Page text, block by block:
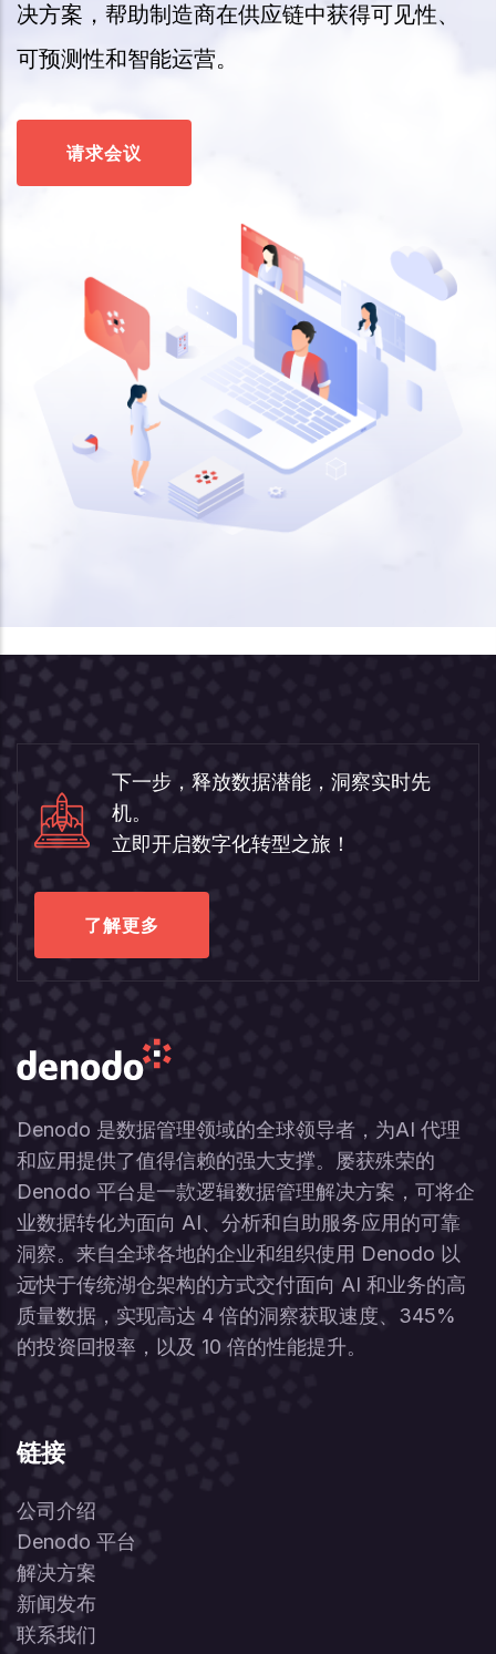
决方案，帮助制造商在供应链中获得可见性、
可预测性和智能运营。
请求会议
下一步，释放数据潜能，洞察实时先
机。
立即开启数字化转型之旅！
了解更多
Denodo 是数据管理领域的全球领导者，为AI 代理
和应用提供了值得信赖的强大支撑。屡获殊荣的
Denodo 平台是一款逻辑数据管理解决方案，可将企
业数据转化为面向 AI、分析和自助服务应用的可靠
洞察。来自全球各地的企业和组织使用 Denodo 以
远快于传统湖仓架构的方式交付面向 AI 和业务的高
质量数据，实现高达 4 倍的洞察获取速度、345%
的投资回报率，以及 10 倍的性能提升。
链接
公司介绍
Denodo 平台
解决方案
新闻发布
联系我们